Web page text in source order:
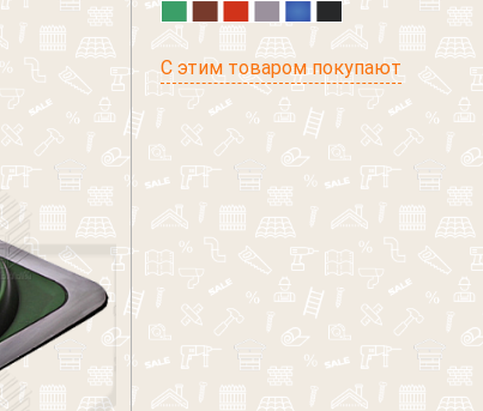
С этим товаром покупают